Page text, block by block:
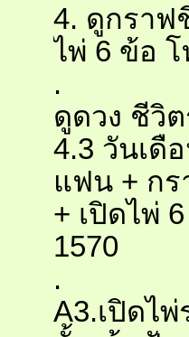
4. ดูกราฟ
ไพ่ 6 ข้อ
.
ดูดวง ชีวิ
4.3 วันเดื
แฟน + ก
+ เปิดไพ่
1570
.
A3.เปิดไ